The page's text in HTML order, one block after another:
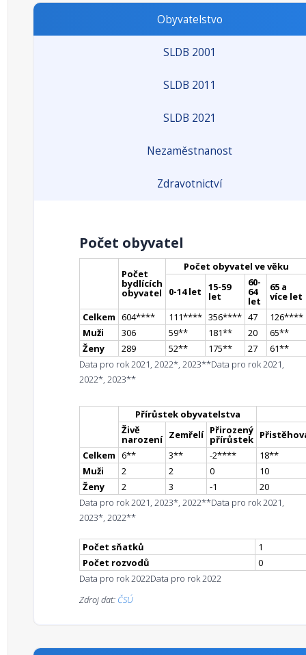
Obyvatelstvo
SLDB 2001
SLDB 2011
SLDB 2021
Nezaměstnanost
Zdravotnictví
Počet obyvatel
Počet
bydlících
obyvatel
Počet obyvatel ve věku
0-14 let 15-59
let
60-
64
let
65 a
více let
Celkem 604**** 111**** 356**** 47 126****
Muži
306 59** 181** 20 65**
Ženy
289 52** 175** 27 61**
Data pro rok 2021, 2022*, 2023**Data pro rok 2021,
2022*, 2023**
Přírůstek obyvatelstva
Živě
narození Zemřelí Přirozený
přírůstek
Celkem 6** 3** -2**** 18**
Muži
2 2 0
10
Ženy
2 3 -1
20
Data pro rok 2021, 2023*, 2022**Data pro rok 2021,
2023*, 2022**
Počet sňatků
1
Počet rozvodů
0
Data pro rok 2022Data pro rok 2022
Zdroj dat: ČSÚ